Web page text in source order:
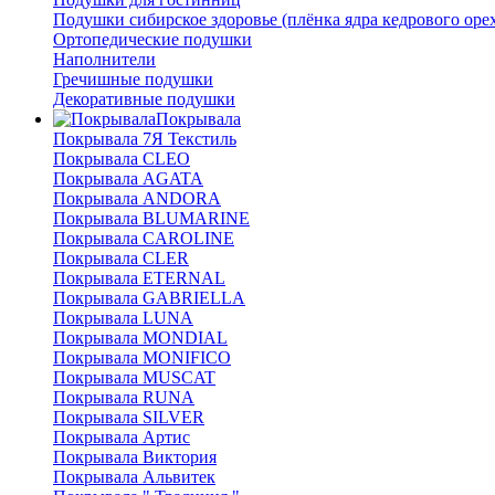
Подушки сибирское здоровье (плёнка ядра кедрового
Ортопедические подушки
Наполнители
Гречишные подушки
Декоративные подушки
Покрывала
Покрывала 7Я Текстиль
Покрывала CLEO
Покрывала AGATA
Покрывала ANDORA
Покрывала BLUMARINE
Покрывала CAROLINE
Покрывала CLER
Покрывала ETERNAL
Покрывала GABRIELLA
Покрывала LUNA
Покрывала MONDIAL
Покрывала MONIFICO
Покрывала MUSCAT
Покрывала RUNA
Покрывала SILVER
Покрывала Артис
Покрывала Виктория
Покрывала Альвитек